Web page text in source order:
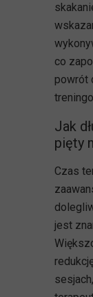
co
powrót
Jak
pięty
Czas
jest